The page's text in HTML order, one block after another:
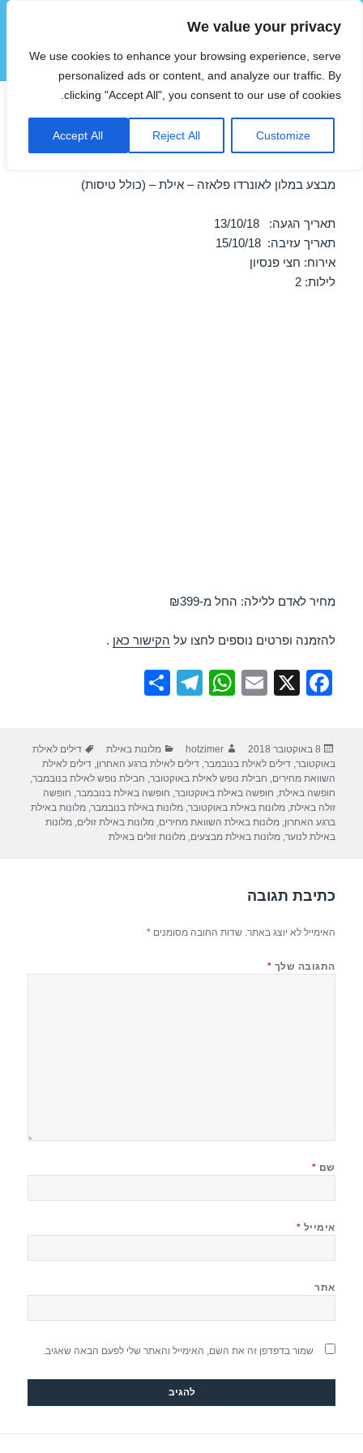
We value your privacy
We use cookies to enhance your browsing experience, serve
personalized ads or content, and analyze our traffic. By
clicking "Accept All", you consent to our use of cookies.
Customize
Reject All
Accept All
הוטצימר
תפריטים
ווידג'טים
חופשה במלון לאונרדו פלאזה –
אילת 13/10/2018
מבצע במלון לאונרדו פלאזה – אילת – (כולל טיסות)
תאריך הגעה: 13/10/18
תאריך עזיבה: 15/10/18
אירוח: חצי פנסיון
לילות: 2
מחיר לאדם ללילה: החל מ-₪399
להזמנה ופרטים נוספים לחצו על הקישור כאן .
F
e
b
o
o
X
E
W
s
A
p
p
T
gr
a
m
e
פורסם
בתאריך
8 באוקטובר 2018 מחבר
hotzimer קטגוריות
מלונות באילת תגיות
דילים לאילת
באוקטובר,דילים לאילת בנובמבר,דילים לאילת ברגע האחרון,דילים לאילת
השוואת מחירים, חבילת נופש לאילת באוקטובר, חבילת נופש לאילת בנובמבר,
חופשה באילת, חופשה באילת באוקטובר, חופשה באילת בנובמבר, חופשה
זולה באילת,מלונות באילת באוקטובר,מלונות באילת בנובמבר,מלונות באילת
ברגע האחרון,מלונות באילת השוואת מחירים,מלונות באילת זולים,מלונות
באילת לנוער,מלונות באילת מבצעים,מלונות זולים באילת
כתיבת תגובה
האימייל לא יוצג באתר. שדות החובה מסומנים*
התגובה שלך *
שם *
אימייל *
אתר
שמור בדפדפן זה את השם, האימייל והאתר שלי לפעם הבאה שאגיב.